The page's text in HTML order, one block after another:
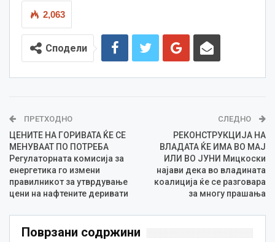
2,063
Сподели
ПРЕТХОДНО
ЦЕНИТЕ НА ГОРИВАТА ЌЕ СЕ
МЕНУВААТ ПО ПОТРЕБА
Регулаторната комисија за
енергетика го измени
правилникот за утврдување
цени на нафтените деривати
СЛЕДНО
РЕКОНСТРУКЦИЈА НА
ВЛАДАТА ЌЕ ИМА ВО МАЈ
ИЛИ ВО ЈУНИ Мицкоски
најави дека во владината
коалиција ќе се разговара
за многу прашања
Поврзани содржини